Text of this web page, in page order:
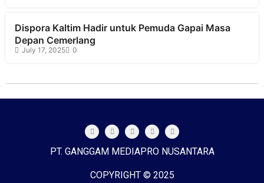
Dispora Kaltim Hadir untuk Pemuda Gapai Masa
Depan Cemerlang
July 17, 2025 0
PT. GANGGAM MEDIAPRO NUSANTARA
COPYRIGHT © 2025